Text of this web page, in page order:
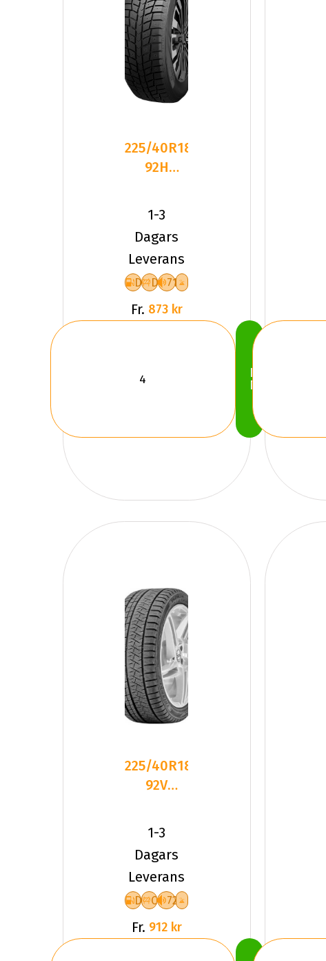
225/40R18
92H
SNOW-H
MWH03
XL FÃ
1-3
Dagars
Leverans
D D 71
Fr. 873 kr
Köp
Nu
225/40R18
92V
PL02 XL
Friktion
2026
1-3
Dagars
Leverans
D C 72
Fr. 912 kr